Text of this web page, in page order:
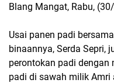
Blang Mangat, Rabu,
Usai panen padi
binaannya, Serda Sepri,
perontokan padi dengan
padi di sawah milik Amri